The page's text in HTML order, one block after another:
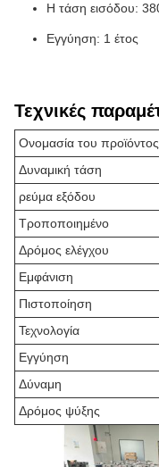
Η τάση εισόδου:
Εγγύηση: 1 έτος
Τεχνικές
Ονομασία του προϊόντος
Δυναμική τάση
ρεύμα εξόδου
Τροποποιημένο
Δρόμος ελέγχου
Εμφάνιση
Πιστοποίηση
Τεχνολογία
Εγγύηση
Δύναμη
Δρόμος ψύξης